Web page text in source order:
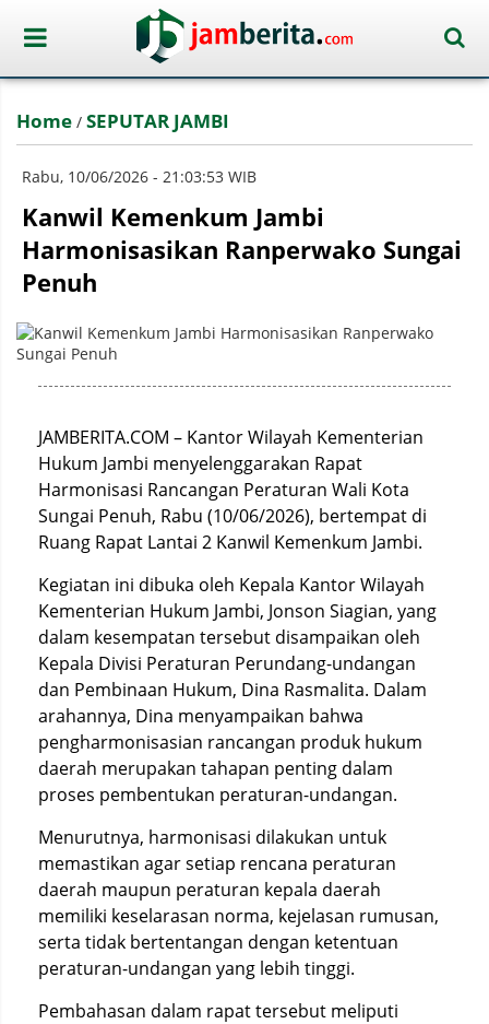
Home / SEPUTAR JAMBI
Rabu, 10/06/2026 - 21:03:53 WIB
Kanwil Kemenkum Jambi
Harmonisasikan Ranperwako Sungai
Penuh
JAMBERITA.COM – Kantor Wilayah Kementerian
Hukum Jambi menyelenggarakan Rapat
Harmonisasi Rancangan Peraturan Wali Kota
Sungai Penuh, Rabu (10/06/2026), bertempat di
Ruang Rapat Lantai 2 Kanwil Kemenkum Jambi.
Kegiatan ini dibuka oleh Kepala Kantor Wilayah
Kementerian Hukum Jambi, Jonson Siagian, yang
dalam kesempatan tersebut disampaikan oleh
Kepala Divisi Peraturan Perundang-undangan
dan Pembinaan Hukum, Dina Rasmalita. Dalam
arahannya, Dina menyampaikan bahwa
pengharmonisasian rancangan produk hukum
daerah merupakan tahapan penting dalam
proses pembentukan peraturan-undangan.
Menurutnya, harmonisasi dilakukan untuk
memastikan agar setiap rencana peraturan
daerah maupun peraturan kepala daerah
memiliki keselarasan norma, kejelasan rumusan,
serta tidak bertentangan dengan ketentuan
peraturan-undangan yang lebih tinggi.
Pembahasan dalam rapat tersebut meliputi